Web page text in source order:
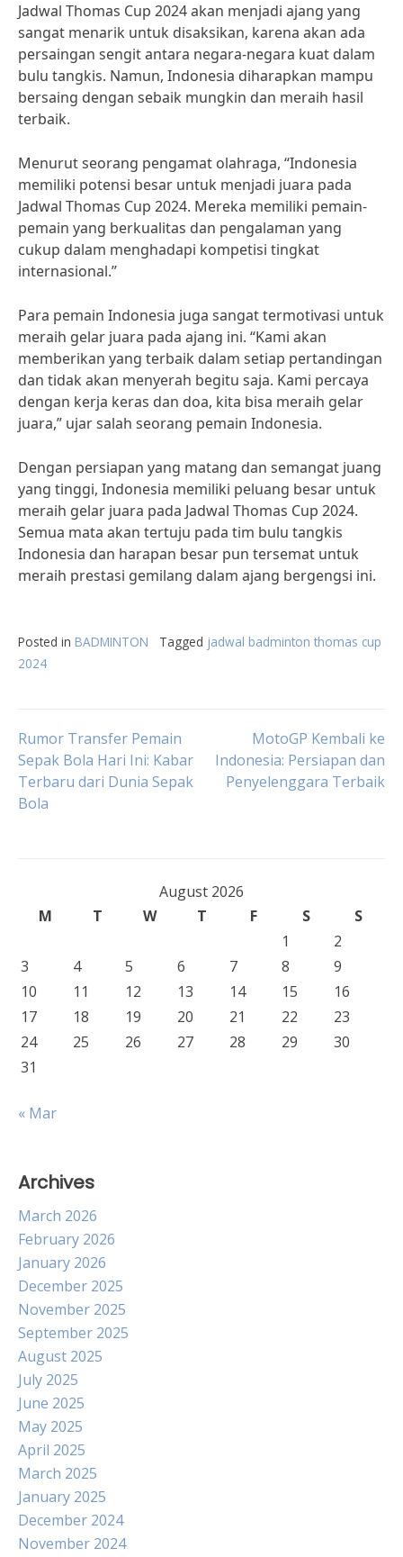
Jadwal Thomas Cup 2024 akan menjadi ajang yang
sangat menarik untuk disaksikan, karena akan ada
persaingan sengit antara negara-negara kuat dalam
bulu tangkis. Namun, Indonesia diharapkan mampu
bersaing dengan sebaik mungkin dan meraih hasil
terbaik.
Menurut seorang pengamat olahraga, “Indonesia
memiliki potensi besar untuk menjadi juara pada
Jadwal Thomas Cup 2024. Mereka memiliki pemain-
pemain yang berkualitas dan pengalaman yang
cukup dalam menghadapi kompetisi tingkat
internasional.”
Para pemain Indonesia juga sangat termotivasi untuk
meraih gelar juara pada ajang ini. “Kami akan
memberikan yang terbaik dalam setiap pertandingan
dan tidak akan menyerah begitu saja. Kami percaya
dengan kerja keras dan doa, kita bisa meraih gelar
juara,” ujar salah seorang pemain Indonesia.
Dengan persiapan yang matang dan semangat juang
yang tinggi, Indonesia memiliki peluang besar untuk
meraih gelar juara pada Jadwal Thomas Cup 2024.
Semua mata akan tertuju pada tim bulu tangkis
Indonesia dan harapan besar pun tersemat untuk
meraih prestasi gemilang dalam ajang bergengsi ini.
Posted in BADMINTON Tagged jadwal badminton thomas cup
2024
Post
navigation
Rumor Transfer Pemain
Sepak Bola Hari Ini: Kabar
Terbaru dari Dunia Sepak
Bola
MotoGP Kembali ke
Indonesia: Persiapan dan
Penyelenggara Terbaik
August 2026
M
T W T F S
S
1
2
3
4 5 6 7 8
9
10
11 12 13 14 15
16
17
18 19 20 21 22
23
24
25 26 27 28 29
30
31
« Mar
Archives
March 2026
February 2026
January 2026
December 2025
November 2025
September 2025
August 2025
July 2025
June 2025
May 2025
April 2025
March 2025
January 2025
December 2024
November 2024